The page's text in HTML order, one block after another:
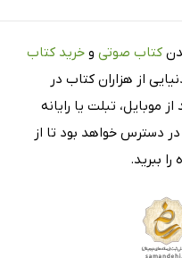
کتاب صوتی و خرید کتاب
از هزاران کتاب در
موبایل، تبلت یا رایانه
دسترس خواهد بود تا از
ببرید.